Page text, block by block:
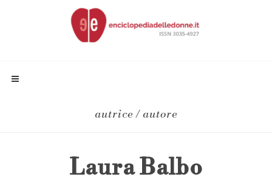
autrice / autore
Laura Balbo